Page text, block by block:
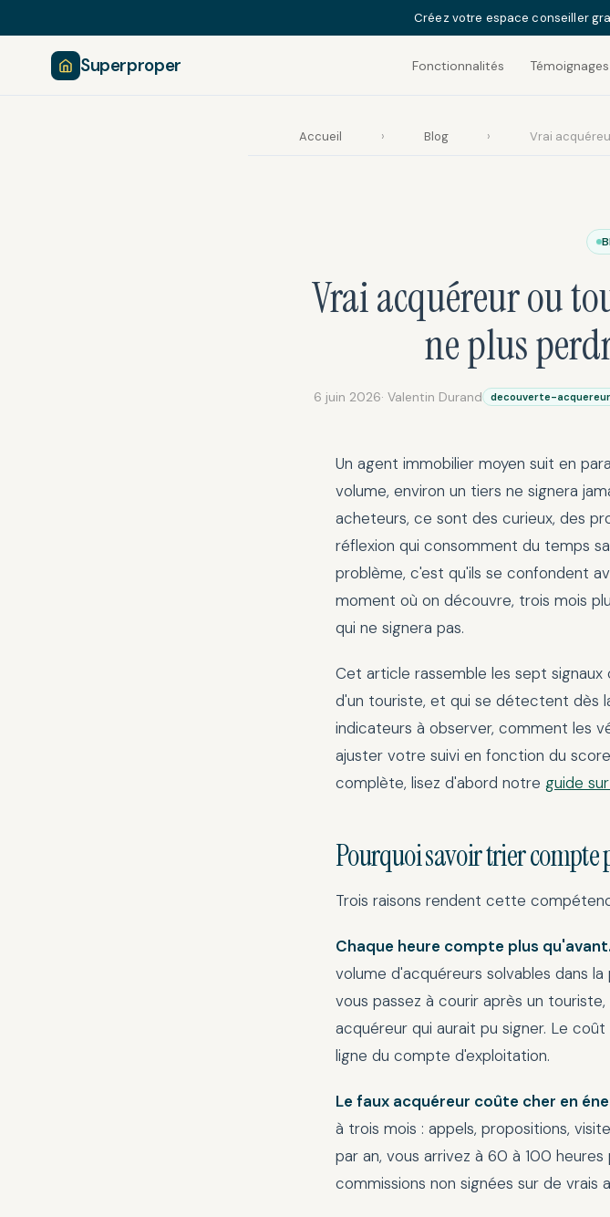
Créez votre espace conseiller
Superproper Fonctionnalités Témoignages
Accueil › Blog › Vrai
Vrai acquéreur ou
ne plus
6 juin 2026· Valentin Durand decouverte-acquereur
Un agent immobilier moyen suit en
volume, environ un tiers ne signera
acheteurs, ce sont des curieux, des
réflexion qui consomment du temps
problème, c'est qu'ils se confondent
moment où on découvre, trois mois
qui ne signera pas.
Cet article rassemble les sept
d'un touriste, et qui se détectent dès
indicateurs à observer, comment les
ajuster votre suivi en fonction du
complète, lisez d'abord notre guide
Pourquoi savoir trier compte
Trois raisons rendent cette
Chaque heure compte plus qu'avant.
volume d'acquéreurs solvables dans
vous passez à courir après un
acquéreur qui aurait pu signer. Le
ligne du compte d'exploitation.
Le faux acquéreur coûte cher en
à trois mois : appels, propositions,
par an, vous arrivez à 60 à 100
commissions non signées sur de